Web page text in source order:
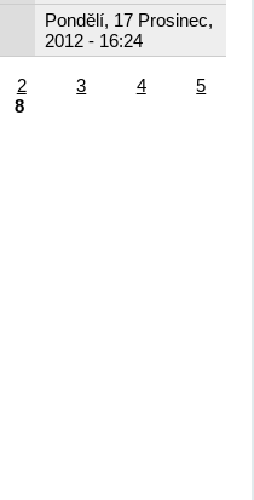
Pondělí, 17 Prosinec,
2012 - 16:24
2 3 4
5
8